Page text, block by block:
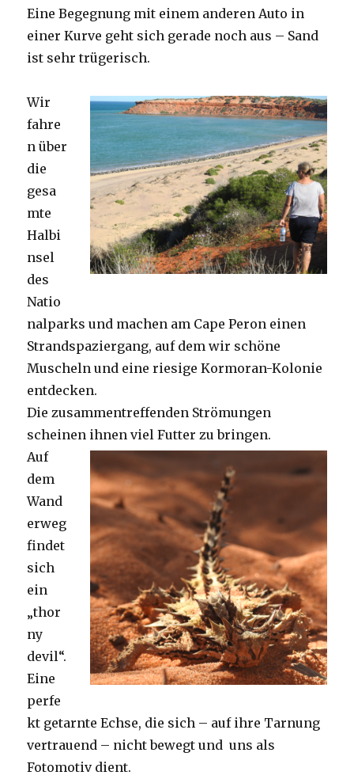
Eine Begegnung mit einem anderen Auto in
einer Kurve geht sich gerade noch aus – Sand
ist sehr trügerisch.
Wir
fahre
n über
die
gesa
mte
Halbi
nsel
des
Natio
nalparks und machen am Cape Peron einen
Strandspaziergang, auf dem wir schöne
Muscheln und eine riesige Kormoran-Kolonie
entdecken.
Die zusammentreffenden Strömungen
scheinen ihnen viel Futter zu bringen.
Auf
dem
Wand
erweg
findet
sich
ein
„thor
ny
devil“.
Eine
perfe
kt getarnte Echse, die sich – auf ihre Tarnung
vertrauend – nicht bewegt und uns als
Fotomotiv dient.